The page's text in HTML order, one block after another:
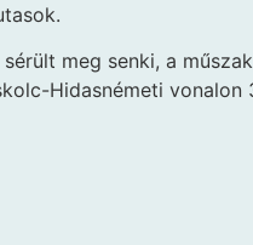
meg senki, a
Hidasnémeti vonalon